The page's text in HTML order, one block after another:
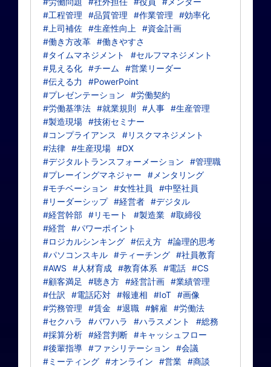
#工程管理
#品質管理 #作業管理
#効率化
#上司補佐 #生産性向上
#資金計画
#働き方改革 #働きやすさ
#タイムマネジメント
#セルフマネジメント
#見える化 #チーム
#営業リーダー
#伝える力
#PowerPoint
#プレゼンテーション
#労働契約
#労働基準法 #就業規則 #人事 #生産管理
#製造現場 #技術セミナー
#コンプライアンス
#リスクマネジメント
#法律 #生産現場 #DX
#デジタルトランスフォーメーション
#管理職
#プレーイングマネジャー
#メンタリング
#モチベーション
#女性社員
#中堅社員
#リーダーシップ #経営者 #デジタル
#経営幹部 #リモート #製造業 #取締役
#経営 #パワーポイント
#ロジカルシンキング #伝え方 #論理的思考
#パソコンスキル #ティーチング #社員教育
#AWS
#人材育成 #教育体系 #電話 #CS
#顧客満足
#聴き方 #経営計画 #業績管理
#仕訳
#電話応対 #報連相 #IoT #画像
#労務管理
#賃金 #退職 #解雇
#労働法
#セクハラ
#パワハラ #ハラスメント
#総務
#採算分析 #経営判断 #キャッシュフロー
#後輩指導 #ファシリテーション
#会議
#ミーティング #オンライン #営業 #商談